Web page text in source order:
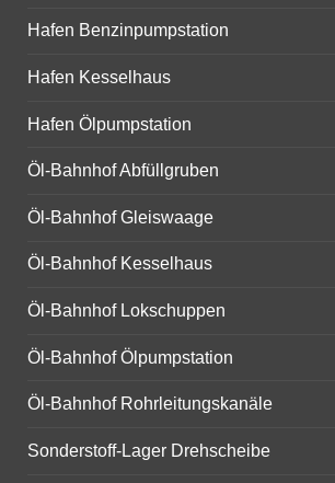
Hafen Benzinpumpstation
Hafen Kesselhaus
Hafen Ölpumpstation
Öl-Bahnhof Abfüllgruben
Öl-Bahnhof Gleiswaage
Öl-Bahnhof Kesselhaus
Öl-Bahnhof Lokschuppen
Öl-Bahnhof Ölpumpstation
Öl-Bahnhof Rohrleitungskanäle
Sonderstoff-Lager Drehscheibe